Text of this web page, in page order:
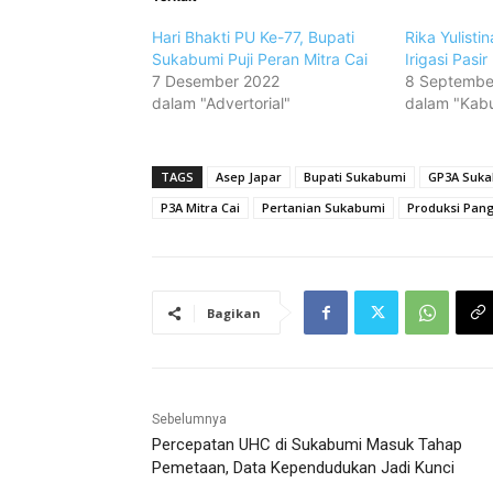
Hari Bhakti PU Ke-77, Bupati
Sukabumi Puji Peran Mitra Cai
7 Desember 2022
dalam "Advertorial"
Rika
Irigasi
8
dalam
TAGS Asep Japar Bupati Sukabumi
GP3A
P3A Mitra Cai
Pertanian Sukabumi Produksi
Bagikan
Sebelumnya
Percepatan UHC di Sukabumi Masuk Tahap
Pemetaan, Data Kependudukan Jadi Kunci